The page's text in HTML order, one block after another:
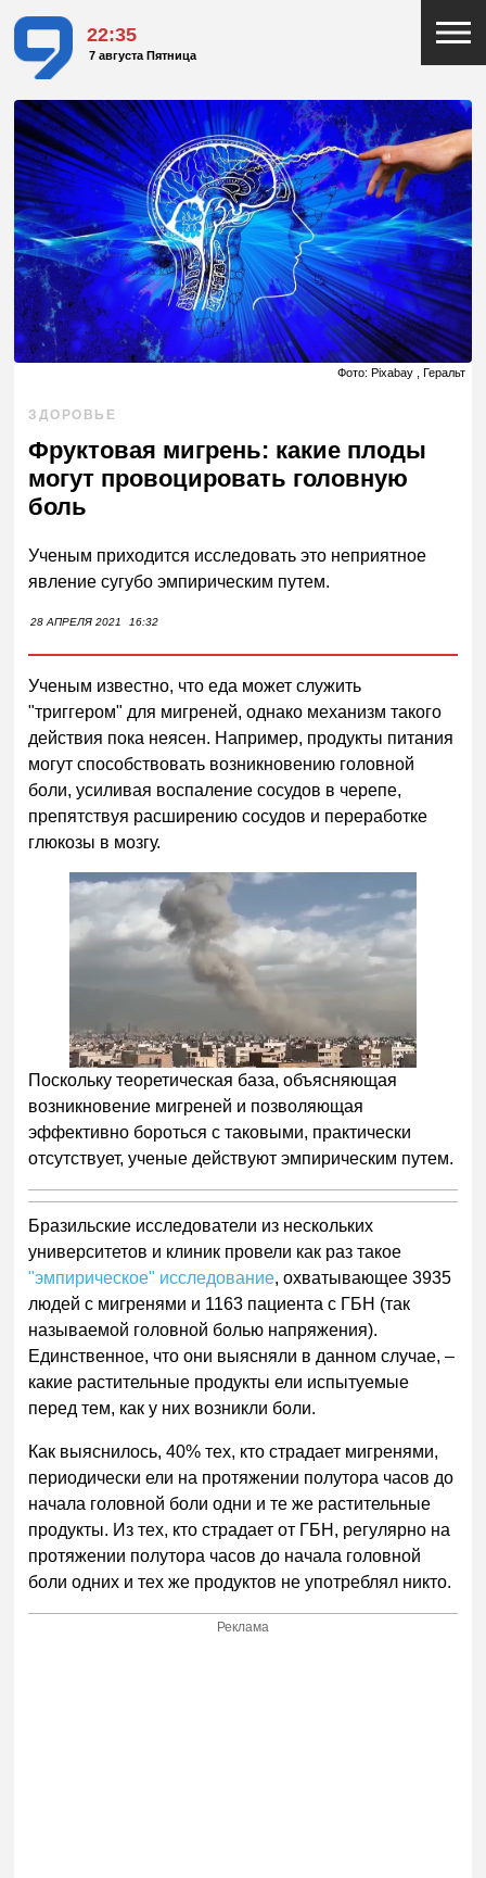
22:35
7 августа Пятница
Фото: Pixabay , Геральт
ЗДОРОВЬЕ
Фруктовая мигрень: какие плоды
могут провоцировать головную
боль
Ученым приходится исследовать это неприятное
явление сугубо эмпирическим путем.
28 АПРЕЛЯ 2021 16:32
Ученым известно, что еда может служить
"триггером" для мигреней, однако механизм такого
действия пока неясен. Например, продукты питания
могут способствовать возникновению головной
боли, усиливая воспаление сосудов в черепе,
препятствуя расширению сосудов и переработке
глюкозы в мозгу.
Поскольку теоретическая база, объясняющая
возникновение мигреней и позволяющая
эффективно бороться с таковыми, практически
отсутствует, ученые действуют эмпирическим путем.
Бразильские исследователи из нескольких
университетов и клиник провели как раз такое
"эмпирическое" исследование, охватывающее 3935
людей с мигренями и 1163 пациента с ГБН (так
называемой головной болью напряжения).
Единственное, что они выясняли в данном случае, –
какие растительные продукты ели испытуемые
перед тем, как у них возникли боли.
Как выяснилось, 40% тех, кто страдает мигренями,
периодически ели на протяжении полутора часов до
начала головной боли одни и те же растительные
продукты. Из тех, кто страдает от ГБН, регулярно на
протяжении полутора часов до начала головной
боли одних и тех же продуктов не употреблял никто.
Реклама